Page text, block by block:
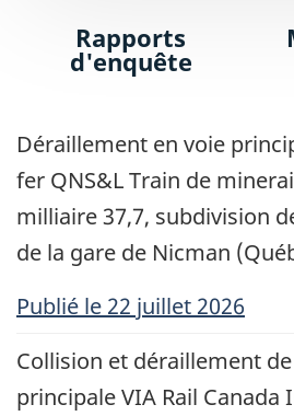
Rapports
d'enquête
Déraillement en voie
fer QNS&L Train de
milliaire 37,7, subdivision
de la gare de Nicman
Publié le 22 juillet 2026
Collision et déraillement
principale VIA Rail Canada